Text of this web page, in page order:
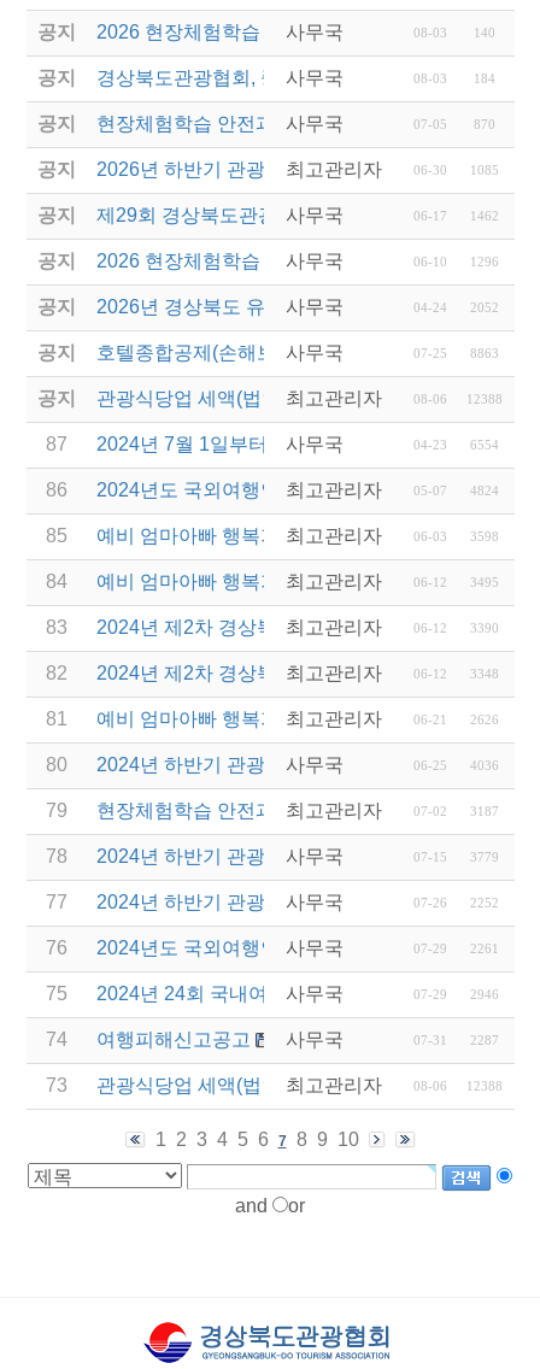
공지 2026 현장체험학습 안전과정(신규. 재강습) 교육 성
사무국 08-03 140
공지 경상북도관광협회, 중국 단동 해외여행상품 개발 팸
사무국 08-03 184
공지 현장체험학습 안전과정(신규/재강습) 안내
사무국 07-05 870
공지 2026년 하반기 관광진흥개발기금 융자 시행 안내
최고관리자 06-30 1085
공지 제29회 경상북도관광기념품공모전 개최
사무국 06-17 1462
공지 2026 현장체험학습 안전과정(신규.재강습)
사무국 06-10 1296
공지 2026년 경상북도 유니크베뉴를 활용한 MICE행사
사무국 04-24 2052
공지 호텔종합공제(손해보험) 서비스 안내
사무국 07-25 8863
공지 관광식당업 세액(법인세 및 소득세)감면 제도 안내
최고관리자 08-06 12388
87 2024년 7월 1일부터 출국납부금 인하
사무국 04-23 6554
86 2024년도 국외여행인솔자(T/C) 소양교육(2차) 실
최고관리자 05-07 4824
85 예비 엄마아빠 행복가족여행 지원사업 운영전담여
최고관리자 06-03 3598
84 예비 엄마아빠 행복가족여행 지원사업 운영전담여
최고관리자 06-12 3495
83 2024년 제2차 경상북도 관광진흥기금 융자 공고
최고관리자 06-12 3390
82 2024년 제2차 경상북도 관광진흥기금 보조사업 공고
최고관리자 06-12 3348
81 예비 엄마아빠 행복가족여행 지원사업 전담여행사
최고관리자 06-21 2626
80 2024년 하반기 관광진흥개발기금 융지지원지침 공
사무국 06-25 4036
79 현장체험학습 안전과정(신규.재강습) 교육 실시 및
최고관리자 07-02 3187
78 2024년 하반기 관광진흥개발기금 7월 접수일정 변
사무국 07-15 3779
77 2024년 하반기 관광기금 융자 예산 소진에 따른 접
사무국 07-26 2252
76 2024년도 국외여행인솔자(T/C) 소양교육(3차) 실
사무국 07-29 2261
75 2024년 24회 국내여행안내사 자격 시험일정 안내
사무국 07-29 2946
74 여행피해신고공고 사무국 07-31 2287
73 관광식당업 세액(법인세 및 소득세)감면 제도 안내
최고관리자 08-06 12388
1 2 3 4 5 6 7 8 9 10
and or